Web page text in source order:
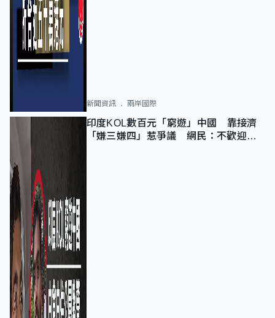
新聞資訊 兩岸國際
印度KOL數百元「窮遊」中國 靠接濟
「嫌三嫌四」惹爭議 網民：不歡迎劣